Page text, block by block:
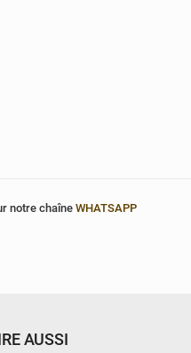
notre chaîne WHATSAPP
AUSSI